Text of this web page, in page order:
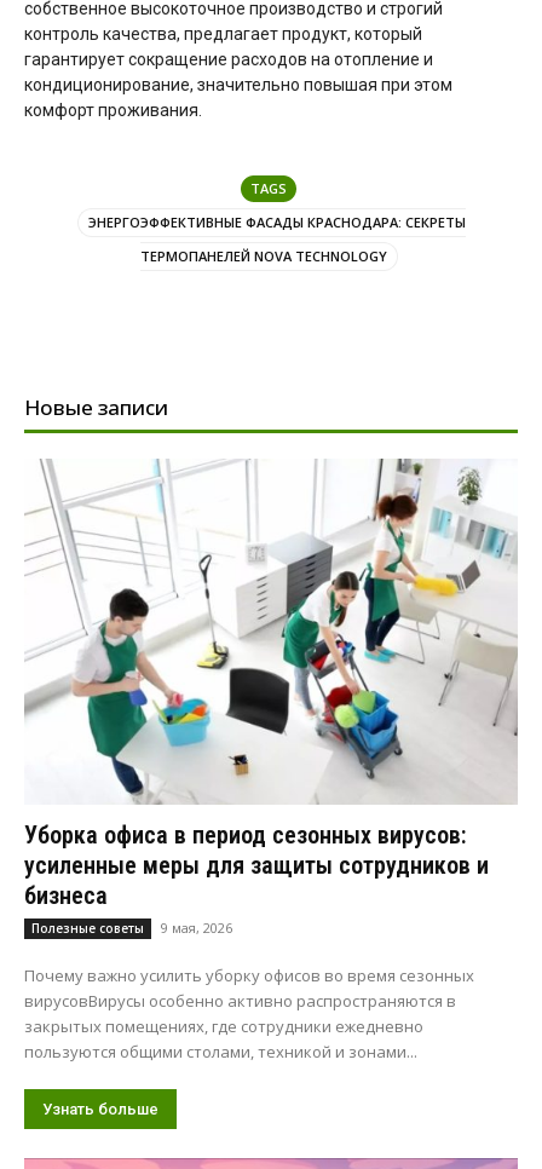
собственное высокоточное производство и строгий
контроль качества, предлагает продукт, который
гарантирует сокращение расходов на отопление и
кондиционирование, значительно повышая при этом
комфорт проживания.
TAGS
ЭНЕРГОЭФФЕКТИВНЫЕ ФАСАДЫ КРАСНОДАРА: СЕКРЕТЫ
ТЕРМОПАНЕЛЕЙ NOVA TECHNOLOGY
Новые записи
Уборка офиса в период сезонных вирусов:
усиленные меры для защиты сотрудников и
бизнеса
Полезные советы 9 мая, 2026
Почему важно усилить уборку офисов во время сезонных
вирусовВирусы особенно активно распространяются в
закрытых помещениях, где сотрудники ежедневно
пользуются общими столами, техникой и зонами...
Узнать больше